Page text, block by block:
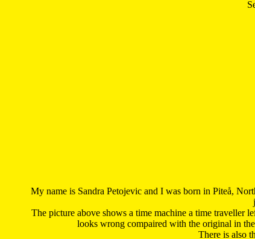
My name is Sandra Petojevic and I was born in Piteå,
The picture above shows a time machine a time traveller
looks wrong compaired with the original in
There is also